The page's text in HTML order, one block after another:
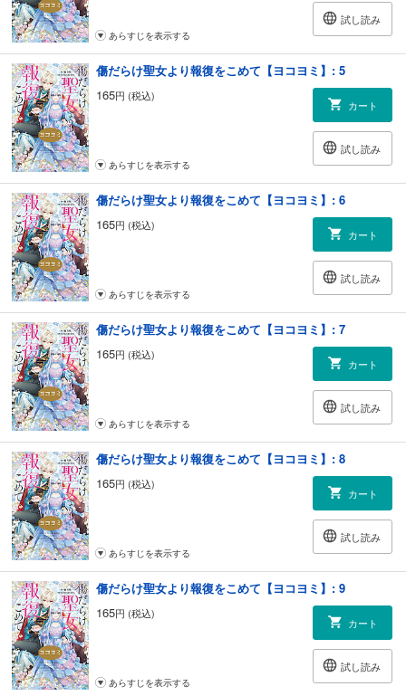
試し読み
あらすじを表示する
傷だらけ聖女より報復をこめて【ヨコヨミ】: 5
165円 (税込)
カート
試し読み
あらすじを表示する
傷だらけ聖女より報復をこめて【ヨコヨミ】: 6
165円 (税込)
カート
試し読み
あらすじを表示する
傷だらけ聖女より報復をこめて【ヨコヨミ】: 7
165円 (税込)
カート
試し読み
あらすじを表示する
傷だらけ聖女より報復をこめて【ヨコヨミ】: 8
165円 (税込)
カート
試し読み
あらすじを表示する
傷だらけ聖女より報復をこめて【ヨコヨミ】: 9
165円 (税込)
カート
試し読み
あらすじを表示する